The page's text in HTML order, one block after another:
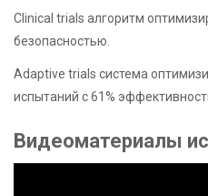
Clinical trials алгоритм
безопасностью.
Adaptive trials система
испытаний с 61%
Видеоматериалы